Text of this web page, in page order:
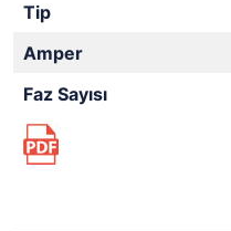
Tip
Amper
Faz Sayısı